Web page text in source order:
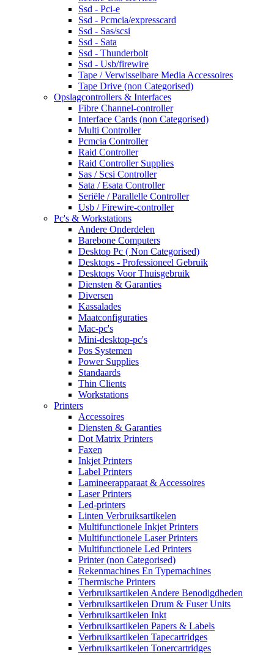
Ssd - Pci-e
Ssd - Pcmcia/expresscard
Ssd - Sas/scsi
Ssd - Sata
Ssd - Thunderbolt
Ssd - Usb/firewire
Tape / Verwisselbare Media Accessoires
Tape Drive (non Categorised)
Opslagcontrollers & Interfaces
Fibre Channel-controller
Interface Cards (non Categorised)
Multi Controller
Pcmcia Controller
Raid Controller
Raid Controller Supplies
Sas / Scsi Controller
Sata / Esata Controller
Seriële / Parallelle Controller
Usb / Firewire-controller
Pc's & Workstations
Andere Onderdelen
Barebone Computers
Desktop Pc ( Non Categorised)
Desktops - Professioneel Gebruik
Desktops Voor Thuisgebruik
Diensten & Garanties
Diversen
Kassalades
Maatconfiguraties
Mac-pc's
Mini-desktop-pc's
Pos Systemen
Power Supplies
Standaards
Thin Clients
Workstations
Printers
Accessoires
Diensten & Garanties
Dot Matrix Printers
Faxen
Inkjet Printers
Label Printers
Lamineerapparaat & Accessoires
Laser Printers
Led-printers
Linten Verbruiksartikelen
Multifunctionele Inkjet Printers
Multifunctionele Laser Printers
Multifunctionele Led Printers
Printer (non Categorised)
Rekenmachines En Typemachines
Thermische Printers
Verbruiksartikelen Andere Benodigdheden
Verbruiksartikelen Drum & Fuser Units
Verbruiksartikelen Inkt
Verbruiksartikelen Papers & Labels
Verbruiksartikelen Tapecartridges
Verbruiksartikelen Tonercartridges